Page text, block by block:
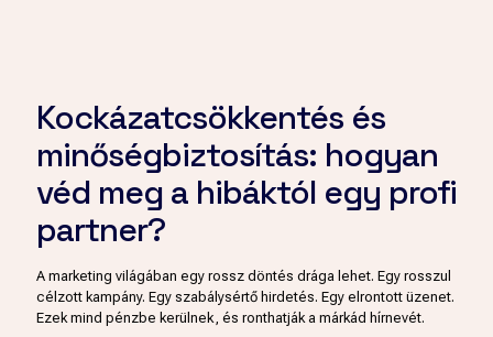
Kockázatcsökkentés és
minőségbiztosítás: hogyan
véd meg a hibáktól egy profi
partner?
A marketing világában egy rossz döntés drága lehet. Egy rosszul
célzott kampány. Egy szabálysértő hirdetés. Egy elrontott üzenet.
Ezek mind pénzbe kerülnek, és ronthatják a márkád hírnevét.